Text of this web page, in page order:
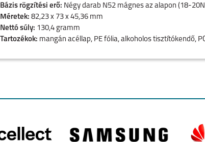
Bázis rögzítési erő: Négy darab N52 mágnes az alapon (18-
Méretek: 82,23 x 73 x 45,36 mm
Nettó súly: 130,4 gramm
Tartozékok: mangán acéllap, PE fólia, alkoholos tisztítókendő,